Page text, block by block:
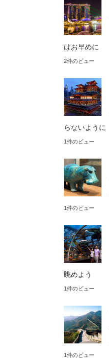
はお早めに
2件のビュー
らないように
1件のビュー
1件のビュー
眺めよう
1件のビュー
1件のビュー